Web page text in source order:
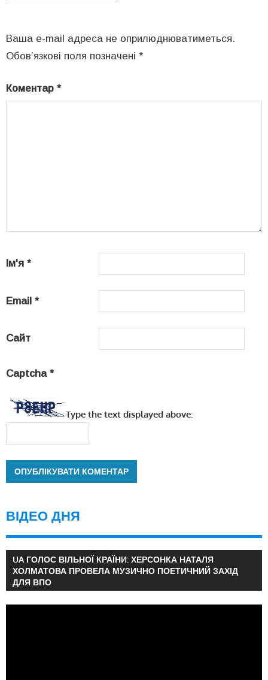
Ваша e-mail адреса не оприлюднюватиметься.
Обов’язкові поля позначені *
Коментар *
Ім'я *
Email *
Сайт
Captcha *
Type the text displayed above:
ВІДЕО ДНЯ
UA ГОЛОС ВІЛЬНОЇ КРАЇНИ: ХЕРСОНКА НАТАЛЯ
ХОЛМАТОВА ПРОВЕЛА МУЗИЧНО ПОЕТИЧНИЙ ЗАХІД
ДЛЯ ВПО